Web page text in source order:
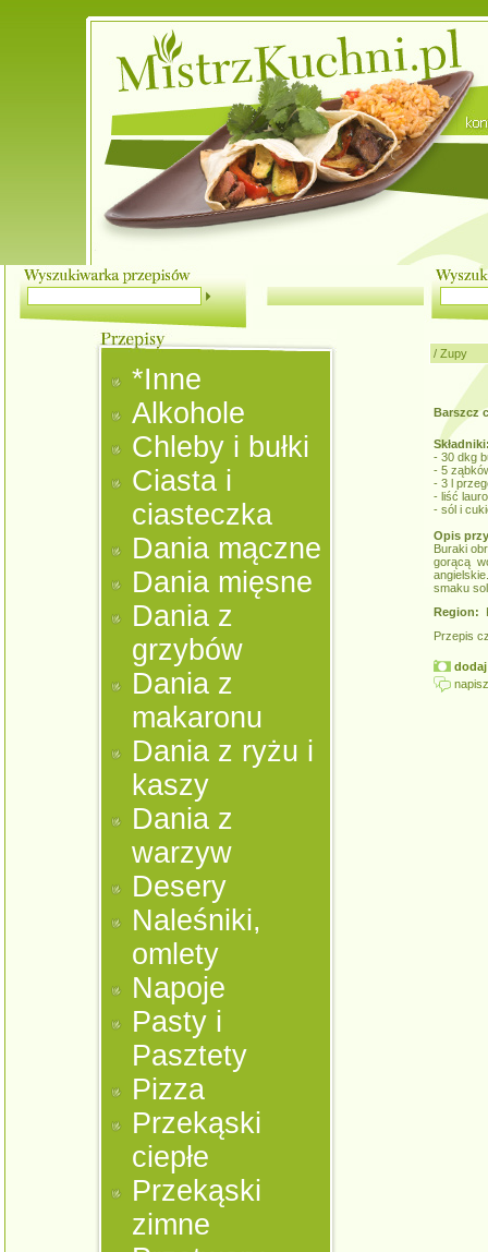
*Inne
Alkohole
Chleby i bułki
Ciasta i
ciasteczka
Dania mączne
Dania mięsne
Dania z
grzybów
Dania z
makaronu
Dania z ryżu i
kaszy
Dania z
warzyw
Desery
Naleśniki,
omlety
Napoje
Pasty i
Pasztety
Pizza
Przekąski
ciepłe
Przekąski
zimne
/ Zupy
Barszcz
- 30 dkg
- 5
- 3 l
- liść
- sól i
Opis
Buraki
gorącą
smaku
Region:
Przepis